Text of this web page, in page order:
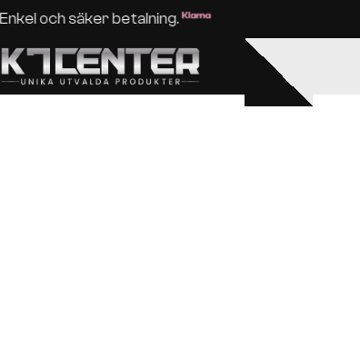
Enkel och säker betalning.